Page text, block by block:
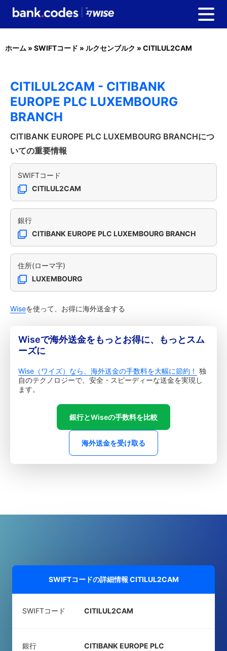
ホーム » SWIFTコード » ルクセンブルク » CITILUL2CAM
CITILUL2CAM - CITIBANK
EUROPE PLC LUXEMBOURG
BRANCH
CITIBANK EUROPE PLC LUXEMBOURG BRANCHにつ
いての重要情報
SWIFTコード
CITILUL2CAM
銀行
CITIBANK EUROPE PLC LUXEMBOURG BRANCH
住所(ローマ字)
LUXEMBOURG
Wiseを使って、お得に海外送金する
Wiseで海外送金をもっとお得に、もっとスム
ーズに
Wise（ワイズ）なら、海外送金の手数料を大幅に節約！ 独
自のテクノロジーで、安全・スピーディーな送金を実現し
ます。
銀行とWiseの手数料を比較
海外送金を受け取る
SWIFTコードの詳細情報 CITILUL2CAM
SWIFTコード CITILUL2CAM
銀行
CITIBANK EUROPE PLC